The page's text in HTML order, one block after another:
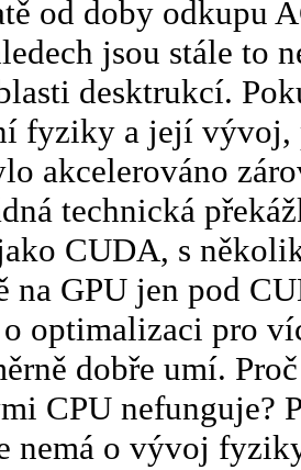
od doby odkupu
jsou stále to
desktrukcí.
fyziky a její vývoj,
akcelerováno
technická
CUDA, s
na GPU jen pod
optimalizaci pro
dobře umí.
CPU nefunguje?
nemá o vývoj